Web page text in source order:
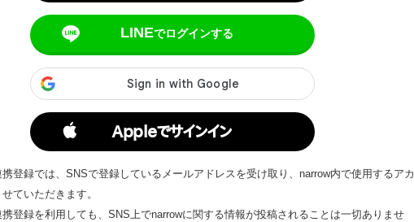
LINEでログインする
Appleでサインイン
登録では、SNSで登録しているメールアドレスを受け取り、narrow内で使用するアカ
ていただきます。
登録を利用しても、SNS上でnarrowに関する情報が投稿されることは一切ありませ